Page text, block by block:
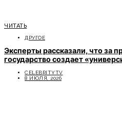
ЧИТАТЬ
ДРУГОЕ
Эксперты рассказали, что за
государство создает
CELEBRITYTV
8 ИЮЛЯ, 2026